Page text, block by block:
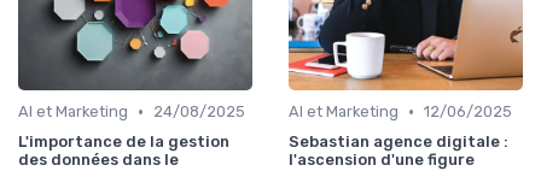
AI et Marketing •
24/08/2025
L'importance de la gestion
des données dans le
AI et Marketing • 12/06/2025
Sebastian agence digitale :
l'ascension d'une figure